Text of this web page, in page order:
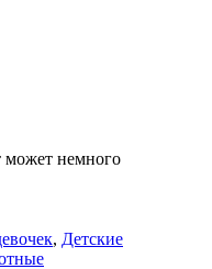
может немного
, Детские